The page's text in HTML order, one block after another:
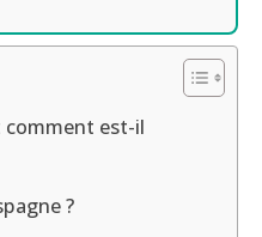
comment est-il
?